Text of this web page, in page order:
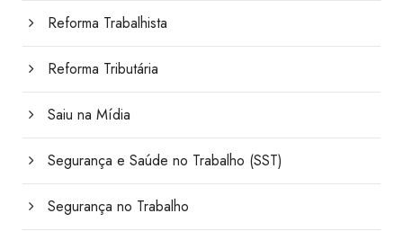
Reforma Trabalhista
Reforma Tributária
Saiu na Mídia
Segurança e Saúde no Trabalho (SST)
Segurança no Trabalho